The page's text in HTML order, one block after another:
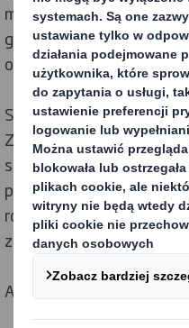
możemy pomóc
gospodarki o obiegu
opakowaniami.
Stosując w procesie
Zasady Projektowania
stworzymy rozwiązania
pomogą spełnić ambicje
rozwoju i przygotować się
zamkniętym.
A teraz możemy